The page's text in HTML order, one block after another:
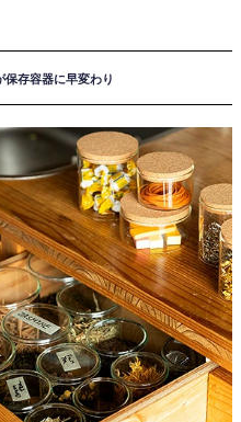
保存容器に早変わり